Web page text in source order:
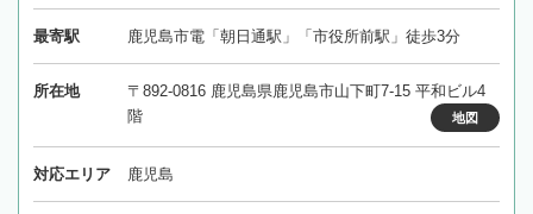
最寄駅 鹿児島市電「朝日通駅」「市役所前駅」徒歩3分
所在地
〒892-0816 鹿児島県鹿児島市山下町7-15 平和ビル4
階
地図
対応エリア 鹿児島